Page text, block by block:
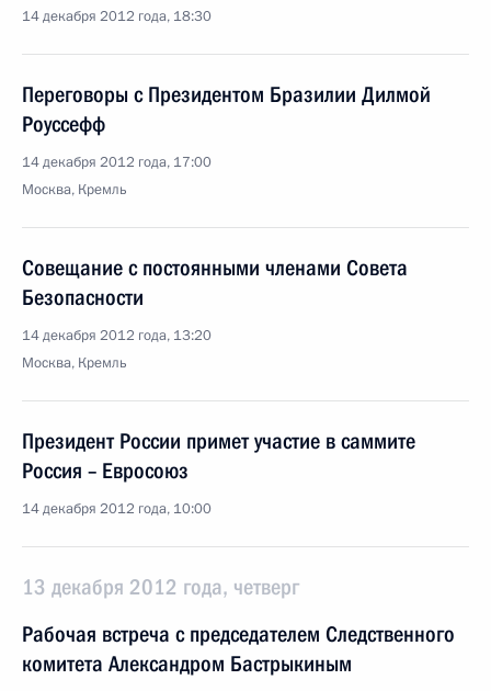
14 декабря 2012 года, 18:30
Переговоры с Президентом Бразилии Дилмой
Роуссефф
14 декабря 2012 года, 17:00
Москва, Кремль
Совещание с постоянными членами Совета
Безопасности
14 декабря 2012 года, 13:20
Москва, Кремль
Президент России примет участие в саммите
Россия – Евросоюз
14 декабря 2012 года, 10:00
13 декабря 2012 года, четверг
Рабочая встреча с председателем Следственного
комитета Александром Бастрыкиным